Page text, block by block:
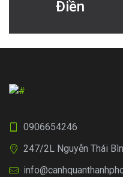
viết
Điền
0906654246
247/2L Nguyễn Thái